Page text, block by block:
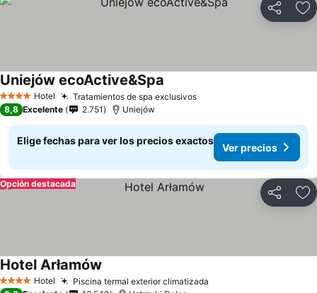
Compartir
4 EstrellasHotel Tratamientos de spa exclusivos
Uniejów ecoActive&Spa
8,8 Excelente 2.751 Uniejów
Elige fechas para ver los precios exactos
Ver precios
Compartir
Opción destacada
4 EstrellasHotel Piscina termal exterior climatizada
Hotel Arłamów